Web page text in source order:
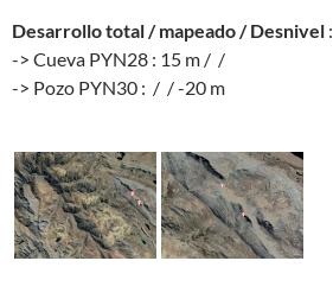
Desarrollo total / mapeado / Desnivel :
-> Cueva PYN28 : 15 m / /
-> Pozo PYN30 : / / -20 m